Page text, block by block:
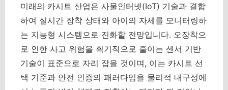
미래의 카시트 산업은 사물인터넷(IoT) 기술과 결합
하여 실시간 장착 상태와 아이의 자세를 모니터링하
는 지능형 시스템으로 진화할 전망입니다. 오장착으
로 인한 사고 위험을 획기적으로 줄이는 센서 기반
기술이 표준으로 자리 잡을 것이며, 이는 카시트 선
택 기준과 안전 인증의 패러다임을 물리적 내구성에